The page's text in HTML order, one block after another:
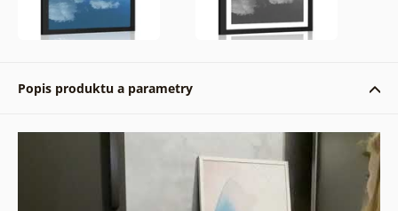
Popis produktu a parametry